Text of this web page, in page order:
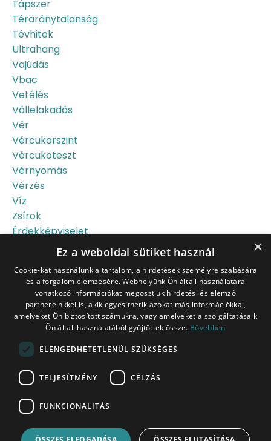
Tápszer
Téraránytalanság
Tévhitek
Ultrahang
Vajúdás
Vbac
Vetélés
Vállelakadás
Vér
Vércukorszint
Vércukoteszt
Vérnyomás
Vérzés
Víz
Zsírok
Érdekképviselet
Tudj meg többet a
szülésről az INGYENES
szülésfelkészítő
tanfolyamon!
×
Ez a weboldal sütiket használ
Cookie-kat használunk a tartalom, a hirdetések személyre szabására
és a forgalom elemzésére. Webhelyünk Ön általi használatára
vonatkozó információkat megosztjuk hirdetési és elemző
partnereinkkel is, akik egyesíthetik azokat más információkkal,
amelyeket Ön biztosított számukra, vagy amelyeket a szolgáltatásaik
Ön általi használatából gyűjtöttek össze. Bővebben
ELENGEDHETETLENÜL SZÜKSÉGES
TELJESÍTMÉNY CÉLZÁS
FUNKCIONALITÁS